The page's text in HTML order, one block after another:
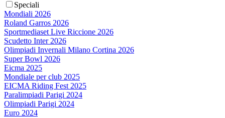
Speciali
Mondiali 2026
Roland Garros 2026
Sportmediaset Live Riccione 2026
Scudetto Inter 2026
Olimpiadi Invernali Milano Cortina 2026
Super Bowl 2026
Eicma 2025
Mondiale per club 2025
EICMA Riding Fest 2025
Paralimpiadi Parigi 2024
Olimpiadi Parigi 2024
Euro 2024